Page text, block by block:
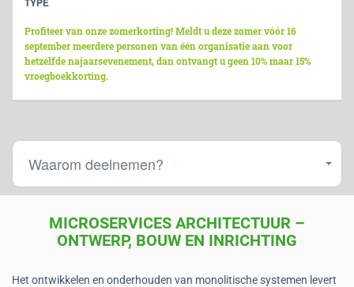
TYPE
Profiteer van onze zomerkorting! Meldt u deze zomer vóór 16
september meerdere personen van één organisatie aan voor
hetzelfde najaarsevenement, dan ontvangt u geen 10% maar 15%
vroegboekkorting.
Waarom deelnemen?
MICROSERVICES ARCHITECTUUR –
ONTWERP, BOUW EN INRICHTING
Het ontwikkelen en onderhouden van monolitische systemen levert